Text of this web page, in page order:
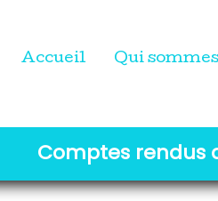
Accueil Qui
Comptes rendus